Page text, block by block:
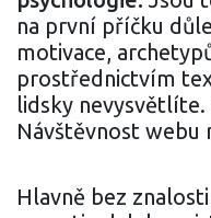
na první příčku
motivace,
prostřednictvím
lidsky
Návštěvnost
Hlavně bez